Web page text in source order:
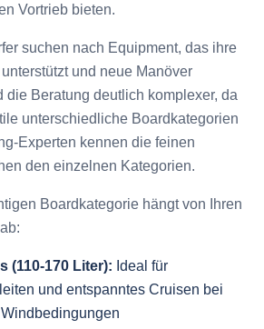
Vortrieb bieten.
suchen nach Equipment, das ihre
und neue Manöver
die Beratung deutlich komplexer, da
unterschiedliche Boardkategorien
Experten kennen die feinen
den einzelnen Kategorien.
Boardkategorie hängt von Ihren
(110-170 Liter): Ideal für
und entspanntes Cruisen bei